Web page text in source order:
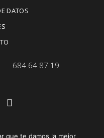
DATOS
684 64 87 19
que te damos la mejor